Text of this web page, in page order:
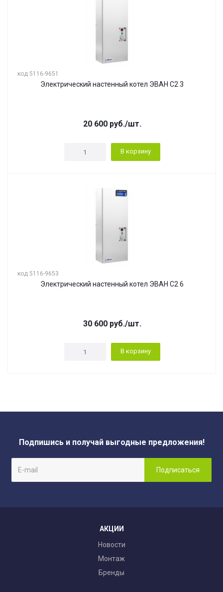
код 5116-9651
Электрический настенный котел ЭВАН С2 3
20 600руб./шт.
В корзину
код 5116-9653
Электрический настенный котел ЭВАН С2 6
30 600руб./шт.
В корзину
Подпишись и получай выгодные предложения!
АКЦИИ
Новости
Монтаж
Бренды